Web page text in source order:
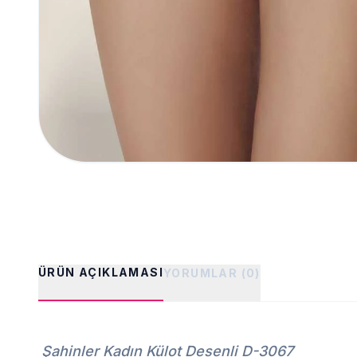
ÜRÜN AÇIKLAMASIYORUMLAR (0)
Şahinler Kadın Külot Desenli D-3067